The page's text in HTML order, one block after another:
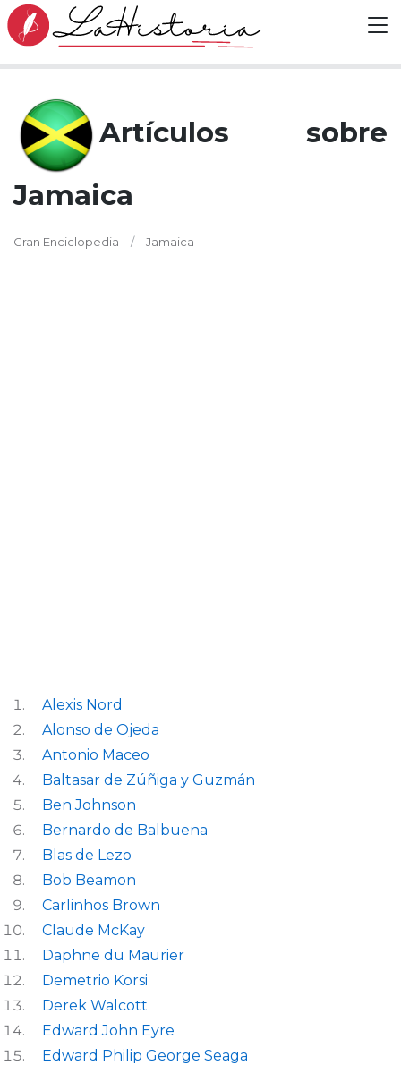
Artículos sobre
Jamaica
Gran Enciclopedia Jamaica
Alexis Nord
Alonso de Ojeda
Antonio Maceo
Baltasar de Zúñiga y Guzmán
Ben Johnson
Bernardo de Balbuena
Blas de Lezo
Bob Beamon
Carlinhos Brown
Claude McKay
Daphne du Maurier
Demetrio Korsi
Derek Walcott
Edward John Eyre
Edward Philip George Seaga